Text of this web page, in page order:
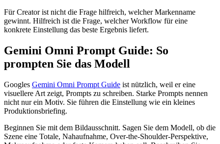
Für Creator ist nicht die Frage hilfreich, welcher Markenname
gewinnt. Hilfreich ist die Frage, welcher Workflow für eine
konkrete Einstellung das beste Ergebnis liefert.
Gemini Omni Prompt Guide: So
prompten Sie das Modell
Googles Gemini Omni Prompt Guide ist nützlich, weil er eine
visuellere Art zeigt, Prompts zu schreiben. Starke Prompts nennen
nicht nur ein Motiv. Sie führen die Einstellung wie ein kleines
Produktionsbriefing.
Beginnen Sie mit dem Bildausschnitt. Sagen Sie dem Modell, ob die
Szene eine Totale, Nahaufnahme, Over-the-Shoulder-Perspektive,